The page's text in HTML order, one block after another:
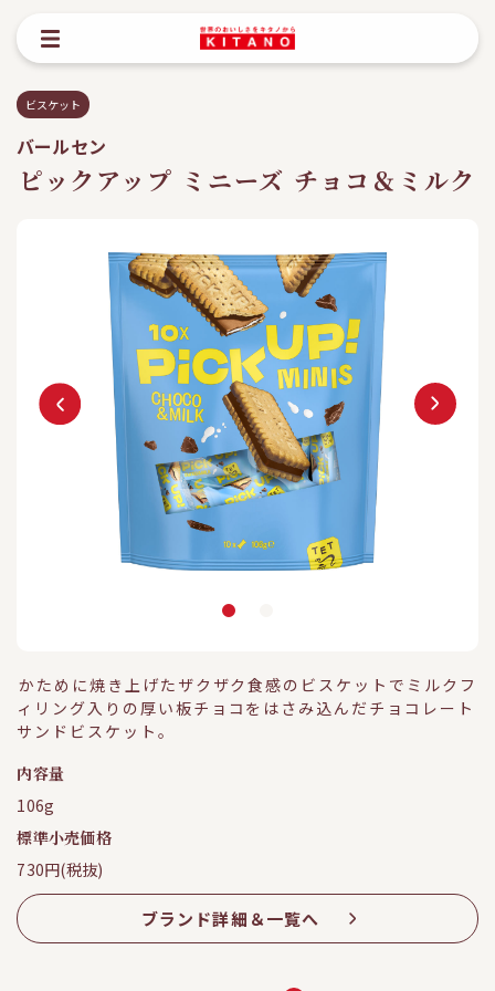
ビスケット
バールセン
ピックアップ ミニーズ チョコ＆ミルク
かために焼き上げたザクザク食感のビスケットでミルクフ
ィリング入りの厚い板チョコをはさみ込んだチョコレート
サンドビスケット。
内容量
106g
標準小売価格
730円(税抜)
ブランド詳細＆一覧へ